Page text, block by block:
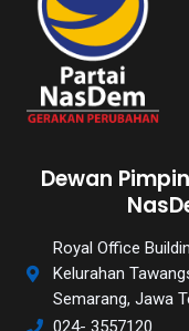
Dewan
Royal Office
Kelurahan
Semarang, Jawa
024- 3557120